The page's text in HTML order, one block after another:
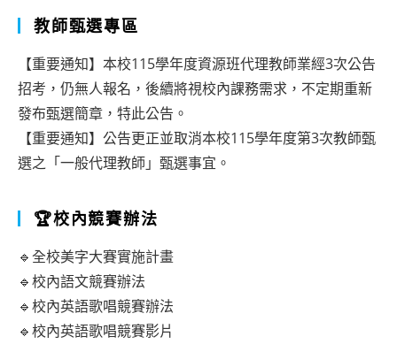
教師甄選專區
【重要通知】本校115學年度資源班代理教師業經3次公告
招考，仍無人報名，後續將視校內課務需求，不定期重新
發布甄選簡章，特此公告。
【重要通知】公告更正並取消本校115學年度第3次教師甄
選之「一般代理教師」甄選事宜。
🏆校內競賽辦法
🔹全校美字大賽實施計畫
🔹校內語文競賽辦法
🔹校內英語歌唱競賽辦法
🔹校內英語歌唱競賽影片